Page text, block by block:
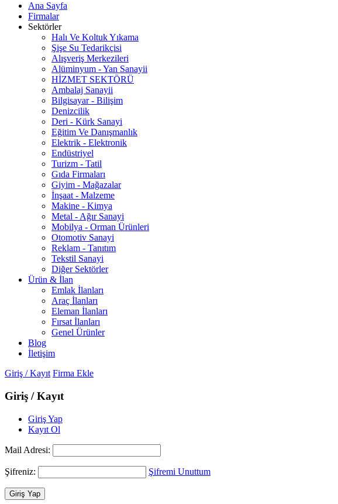
Ana Sayfa
Firmalar
Sektörler
Halı Ve Koltuk Yıkama
Şişe Su Tedarikçisi
Alışveriş Merkezileri
Alüminyum - Yan Sanayii
HİZMET SEKTÖRÜ
Ambalaj Sanayii
Bilgisayar - Bilişim
Denizcilik
Deri - Kürk Sanayi
Eğitim Ve Danışmanlık
Elektrik - Elektronik
Endüstriyel
Turizm - Tatil
Gıda Firmaları
Giyim - Mağazalar
İnşaat - Malzeme
Makine - Kimya
Metal - Ağır Sanayi
Mobilya - Orman Ürünleri
Otomotiv Sanayi
Reklam - Tanıtım
Tekstil Sanayi
Diğer Sektörler
Ürün & İlan
Emlak İlanları
Araç İlanları
Eleman İlanları
Fırsat İlanları
Genel Ürünler
Blog
İletişim
Giriş / Kayıt Firma Ekle
Giriş / Kayıt
Giriş Yap
Kayıt Ol
Mail Adresi:
Şifreniz: Şifremi Unuttum